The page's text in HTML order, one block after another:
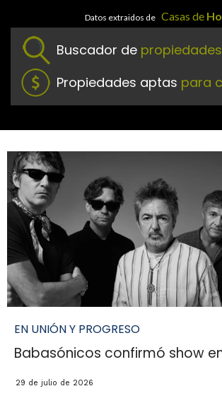
Datos extraidos de Casas de
Buscador de propiedades
Propiedades aptas para
EN UNIÓN Y PROGRESO
Babasónicos confirmó show
29 de julio de 2026